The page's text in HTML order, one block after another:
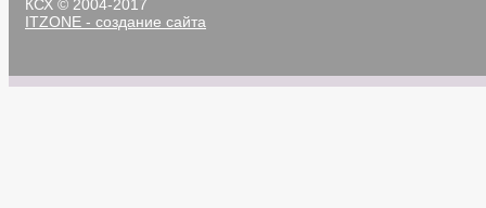
КСХ © 2004-2017
ITZONE - создание сайта